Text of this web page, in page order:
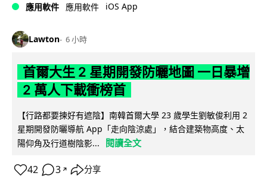
應用軟件 應用軟件 iOS App
Lawton 6 小時
首爾大生 2 星期開發防曬地圖 一日暴增
2 萬人下載衝榜首
【行路都要揀好有遮陰】南韓首爾大學 23 歲學生劉敏俊利用 2
星期開發防曬導航 App「走向陰涼處」，結合建築物高度、太
陽仰角及行道樹陰影...
閱讀全文
42 3 ↗ 分享